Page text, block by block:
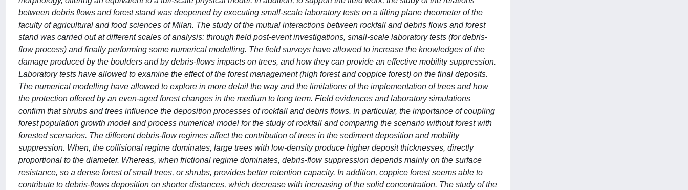
between debris flows and forest stand was deepened by executing small-scale laboratory tests on a tilting plane rheometer of the
faculty of agricultural and food sciences of Milan. The study of the mutual interactions between rockfall and debris flows and forest
stand was carried out at different scales of analysis: through field post-event investigations, small-scale laboratory tests (for debris-
flow process) and finally performing some numerical modelling. The field surveys have allowed to increase the knowledges of the
damage produced by the boulders and by debris-flows impacts on trees, and how they can provide an effective mobility suppression.
Laboratory tests have allowed to examine the effect of the forest management (high forest and coppice forest) on the final deposits.
The numerical modelling have allowed to explore in more detail the way and the limitations of the implementation of trees and how
the protection offered by an even-aged forest changes in the medium to long term. Field evidences and laboratory simulations
confirm that shrubs and trees influence the deposition processes of rockfall and debris flows. In particular, the importance of coupling
forest population growth model and process numerical model for the study of rockfall and comparing the scenario without forest with
forested scenarios. The different debris-flow regimes affect the contribution of trees in the sediment deposition and mobility
suppression. When, the collisional regime dominates, large trees with low-density produce higher deposit thicknesses, directly
proportional to the diameter. Whereas, when frictional regime dominates, debris-flow suppression depends mainly on the surface
resistance, so a dense forest of small trees, or shrubs, provides better retention capacity. In addition, coppice forest seems able to
contribute to debris-flows deposition on shorter distances, which decrease with increasing of the solid concentration. The study of the